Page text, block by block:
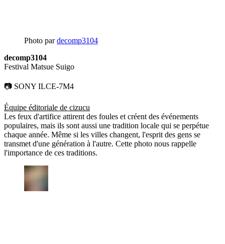
Photo pardecomp3104
decomp3104
Festival Matsue Suigo
📷 SONY ILCE-7M4
Équipe éditoriale de cizucu
Les feux d'artifice attirent des foules et créent des événements
populaires, mais ils sont aussi une tradition locale qui se perpétue
chaque année. Même si les villes changent, l'esprit des gens se
transmet d'une génération à l'autre. Cette photo nous rappelle
l'importance de ces traditions.